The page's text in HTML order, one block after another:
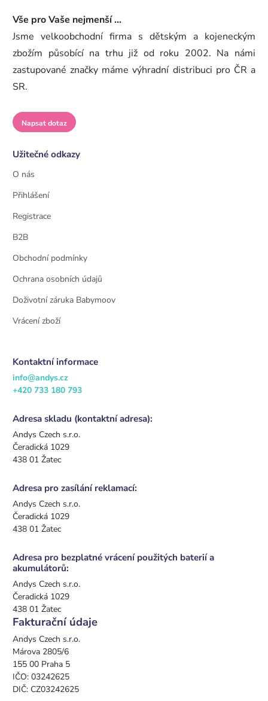
Vše pro Vaše nejmenší ...
Jsme velkoobchodní firma s dětským a kojeneckým
zbožím působící na trhu již od roku 2002. Na námi
zastupované značky máme výhradní distribuci pro ČR a
SR.
Napsat dotaz
Užitečné odkazy
O nás
Přihlášení
Registrace
B2B
Obchodní podmínky
Ochrana osobních údajů
Doživotní záruka Babymoov
Vrácení zboží
Kontaktní informace
info@andys.cz
+420 733 180 793
Adresa skladu (kontaktní adresa):
Andys Czech s.r.o.
Čeradická 1029
438 01 Žatec
Adresa pro zasílání reklamací:
Andys Czech s.r.o.
Čeradická 1029
438 01 Žatec
Adresa pro bezplatné vrácení použitých baterií a
akumulátorů:
Andys Czech s.r.o.
Čeradická 1029
438 01 Žatec
Fakturační údaje
Andys Czech s.r.o.
Márova 2805/6
155 00 Praha 5
IČO: 03242625
DIČ: CZ03242625